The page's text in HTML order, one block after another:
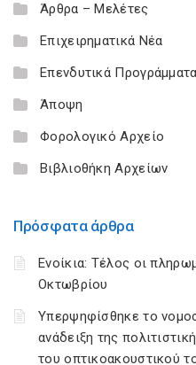
Άρθρα – Μελέτες
Επιχειρηματικά Νέα
Επενδυτικά Προγράμματα
Άποψη
Φορολογικό Αρχείο
Βιβλιοθήκη Αρχείων
Πρόσφατα άρθρα
Ενοίκια: Τέλος οι
Οκτωβρίου
Υπερψηφίσθηκε το
ανάδειξη της
του οπτικοακουστικού